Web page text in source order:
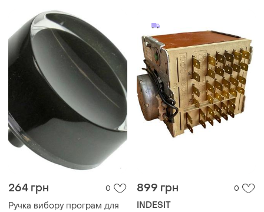
264 грн 0
Ручка вибору програм для
899 грн 0
INDESIT